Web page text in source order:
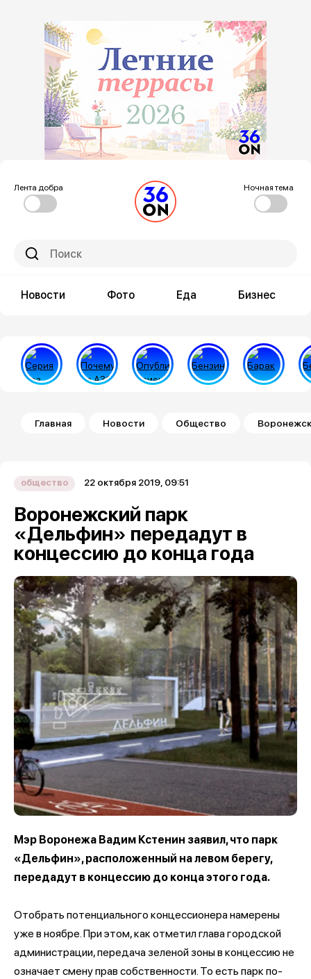
Лента добра Ночная тема
Новости Фото Еда Бизнес
Строка навигации
Главная Новости Общество
общество 22 октября 2019, 09:51
Воронежский парк
«Дельфин» передадут в
концессию до конца года
Мэр Воронежа Вадим Кстенин заявил, что парк
«Дельфин», расположенный на левом берегу,
передадут в концессию до конца этого года.
Отобрать потенциального концессионера намерены
уже в ноябре. При этом, как отметил глава городской
администрации, передача зеленой зоны в концессию не
означает смену прав собственности. То есть парк по-